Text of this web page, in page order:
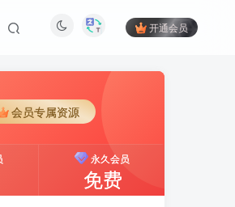
开通会员
会员专属资源
永久会员
免费